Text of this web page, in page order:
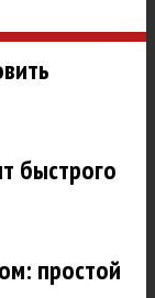
быстрого
простой